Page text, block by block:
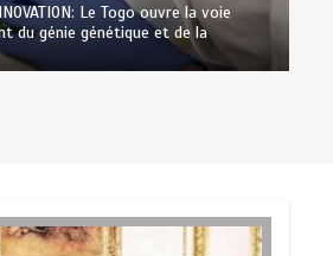
Le Togo ouvre la voie
du génie génétique et de la